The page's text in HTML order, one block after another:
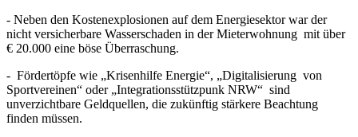
- Neben den Kostenexplosionen auf dem Energiesektor war der
nicht versicherbare Wasserschaden in der Mieterwohnung mit über
€ 20.000 eine böse Überraschung.
- Fördertöpfe wie „Krisenhilfe Energie“, „Digitalisierung von
Sportvereinen“ oder „Integrationsstützpunk NRW“ sind
unverzichtbare Geldquellen, die zukünftig stärkere Beachtung
finden müssen.